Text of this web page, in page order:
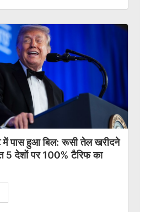
में पास हुआ बिल: रूसी तेल खरीदने
5 देशों पर 100% टैरिफ का